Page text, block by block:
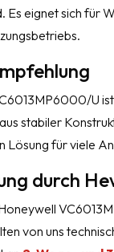
Es eignet sich für
U
stabiler
Lösung für viele
durch
von uns